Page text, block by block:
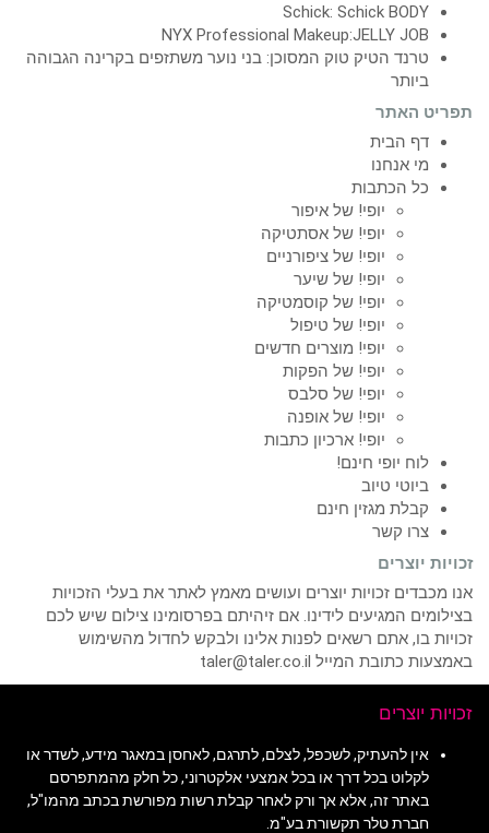
Schick: Schick BODY
NYX Professional Makeup:JELLY JOB
טרנד הטיק טוק המסוכן: בני נוער משתזפים בקרינה הגבוהה
ביותר
תפריט האתר
דף הבית
מי אנחנו
כל הכתבות
יופי! של איפור
יופי! של אסתטיקה
יופי! של ציפורניים
יופי! של שיער
יופי! של קוסמטיקה
יופי! של טיפול
יופי! מוצרים חדשים
יופי! של הפקות
יופי! של סלבס
יופי! של אופנה
יופי! ארכיון כתבות
לוח יופי חינם!
ביוטי טיוב
קבלת מגזין חינם
צרו קשר
זכויות יוצרים
אנו מכבדים זכויות יוצרים ועושים מאמץ לאתר את בעלי הזכויות
בצילומים המגיעים לידינו. אם זיהיתם בפרסומינו צילום שיש לכם
זכויות בו, אתם רשאים לפנות אלינו ולבקש לחדול מהשימוש
באמצעות כתובת המייל taler@taler.co.il
זכויות יוצרים
אין להעתיק, לשכפל, לצלם, לתרגם, לאחסן במאגר מידע, לשדר או
לקלוט בכל דרך או בכל אמצעי אלקטרוני, כל חלק מהמתפרסם
באתר זה, אלא אך ורק לאחר קבלת רשות מפורשת בכתב מהמו"ל,
חברת טלר תקשורת בע"מ.